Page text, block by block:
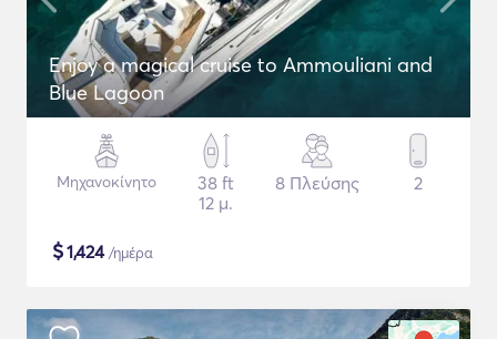
Enjoy a magical cruise to Ammouliani and
Blue Lagoon
Μηχανοκίνητο
38 ft
12 μ.
8 Πλεύσης 2
$1,424/ημέρα